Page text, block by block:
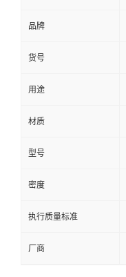
品牌
货号
用途
材质
型号
密度
执行质量标准
厂商